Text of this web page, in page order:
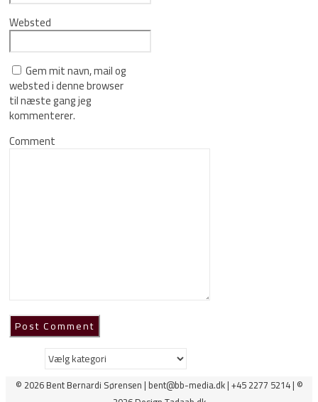
Websted
Gem mit navn, mail og
websted i denne browser
til næste gang jeg
kommenterer.
Comment
Kategorier
© 2026 Bent Bernardi Sørensen | bent@bb-media.dk | +45 2277 5214 | ©